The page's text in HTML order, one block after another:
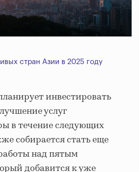
стран Азии в 2025 году
инвестировать
услуг
в течение следующих
собирается стать еще
над пятым
добавится к уже